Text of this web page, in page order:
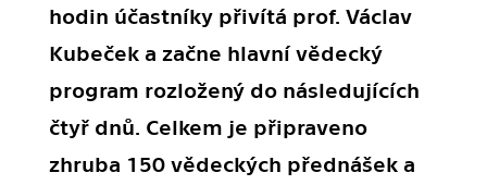
hodin účastníky přivítá prof. Václav
Kubeček a začne hlavní vědecký
program rozložený do následujících
čtyř dnů. Celkem je připraveno
zhruba 150 vědeckých přednášek a